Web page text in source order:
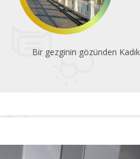
Bir gezginin gözünden